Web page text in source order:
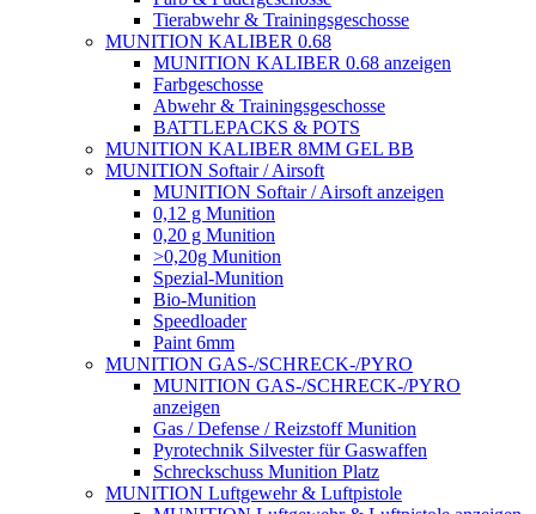
Tierabwehr & Trainingsgeschosse
MUNITION KALIBER 0.68
MUNITION KALIBER 0.68 anzeigen
Farbgeschosse
Abwehr & Trainingsgeschosse
BATTLEPACKS & POTS
MUNITION KALIBER 8MM GEL BB
MUNITION Softair / Airsoft
MUNITION Softair / Airsoft anzeigen
0,12 g Munition
0,20 g Munition
>0,20g Munition
Spezial-Munition
Bio-Munition
Speedloader
Paint 6mm
MUNITION GAS-/SCHRECK-/PYRO
MUNITION GAS-/SCHRECK-/PYRO
anzeigen
Gas / Defense / Reizstoff Munition
Pyrotechnik Silvester für Gaswaffen
Schreckschuss Munition Platz
MUNITION Luftgewehr & Luftpistole